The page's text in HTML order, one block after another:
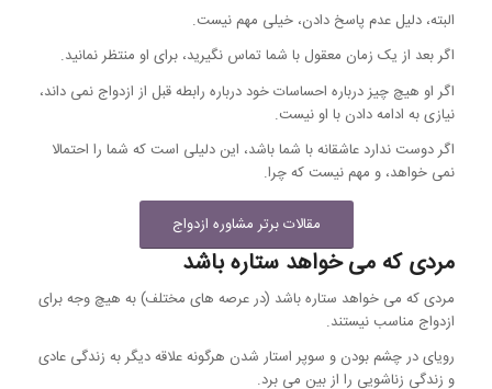
البته، دلیل عدم پاسخ دادن، خیلی مهم نیست.
اگر بعد از یک زمان معقول با شما تماس نگیرید، برای او منتظر نمانید.
اگر او هیچ چیز درباره احساسات خود درباره رابطه قبل از ازدواج نمی داند،
نیازی به ادامه دادن با او نیست.
اگر دوست ندارد عاشقانه با شما باشد، این دلیلی است که شما را احتمالا
نمی خواهد، و مهم نیست که چرا.
مقالات برتر مشاوره ازدواج
مردی که می خواهد ستاره باشد
مردی که می خواهد ستاره باشد (در عرصه های مختلف) به هیچ وجه برای
ازدواج مناسب نیستند.
رویای در چشم بودن و سوپر استار شدن هرگونه علاقه دیگر به زندگی عادی
و زندگی زناشویی را از بین می برد.